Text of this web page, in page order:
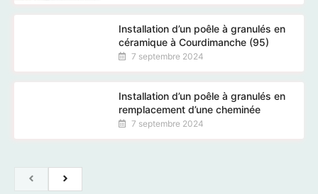
Installation d’un poêle à granulés en
céramique à Courdimanche (95)
7 septembre 2024
Installation d’un poêle à granulés en
remplacement d’une cheminée
7 septembre 2024